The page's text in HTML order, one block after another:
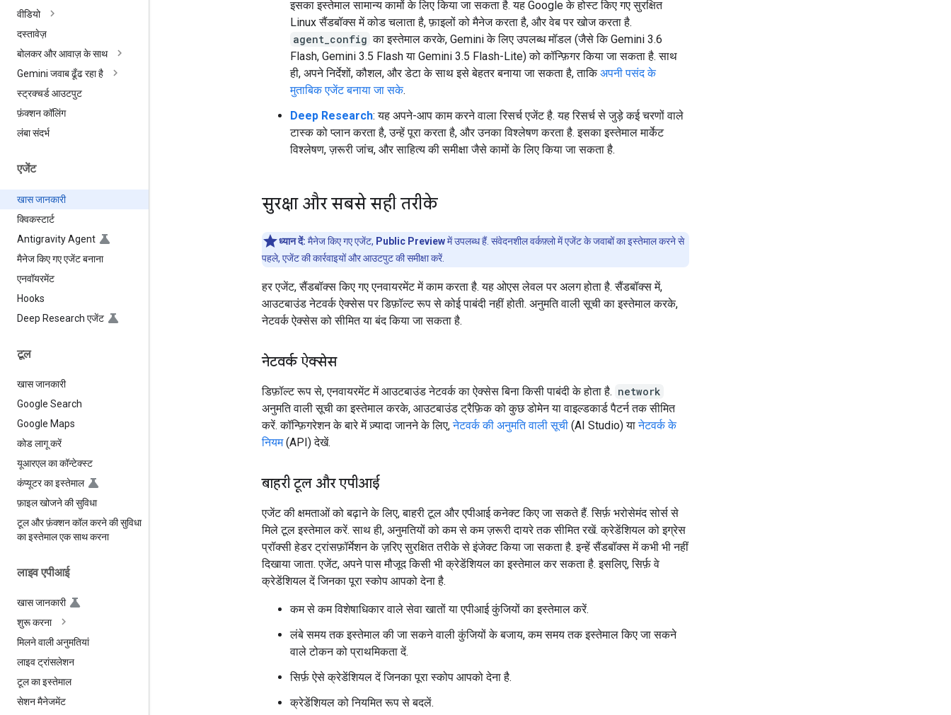
वीडियो
दस्तावेज़
बोलकर और आवाज़ के साथ
Gemini जवाब ढूँढ रहा है
स्ट्रक्चर्ड आउटपुट
फ़ंक्शन कॉलिंग
लंबा संदर्भ
एजेंट
खास जानकारी
क्विकस्टार्ट
Antigravity Agent
मैनेज किए गए एजेंट बनाना
एनवॉयरमेंट
Hooks
Deep Research एजेंट
टूल
खास जानकारी
Google Search
Google Maps
कोड लागू करें
यूआरएल का कॉन्टेक्स्ट
कंप्यूटर का इस्तेमाल
फ़ाइल खोजने की सुविधा
टूल और फ़ंक्शन कॉल करने की सुविधा
का इस्तेमाल एक साथ करना
लाइव एपीआई
खास जानकारी
शुरू करना
मिलने वाली अनुमतियां
लाइव ट्रांसलेशन
टूल का इस्तेमाल
सेशन मैनेजमेंट
इसका इस्तेमाल सामान्य कामों के लिए किया जा सकता है. यह Google के होस्ट किए गए सुरक्षित
Linux सैंडबॉक्स में कोड चलाता है, फ़ाइलों को मैनेज करता है, और वेब पर खोज करता है.
agent_config का इस्तेमाल करके, Gemini के लिए उपलब्ध मॉडल (जैसे कि Gemini 3.6
Flash, Gemini 3.5 Flash या Gemini 3.5 Flash-Lite) को कॉन्फ़िगर किया जा सकता है. साथ
ही, अपने निर्देशों, कौशल, और डेटा के साथ इसे बेहतर बनाया जा सकता है, ताकिअपनी पसंद के
मुताबिक एजेंट बनाया जा सके.
Deep Research: यह अपने-आप काम करने वाला रिसर्च एजेंट है. यह रिसर्च से जुड़े कई चरणों वाले
टास्क को प्लान करता है, उन्हें पूरा करता है, और उनका विश्लेषण करता है. इसका इस्तेमाल मार्केट
विश्लेषण, ज़रूरी जांच, और साहित्य की समीक्षा जैसे कामों के लिए किया जा सकता है.
सुरक्षा और सबसे सही तरीके
ध्यान दें: मैनेज किए गए एजेंट, Public Previewमें उपलब्ध हैं. संवेदनशील वर्कफ़्लो में एजेंट के जवाबों का इस्तेमाल करने से
पहले, एजेंट की कार्रवाइयों और आउटपुट की समीक्षा करें.
हर एजेंट, सैंडबॉक्स किए गए एनवायरमेंट में काम करता है. यह ओएस लेवल पर अलग होता है. सैंडबॉक्स में,
आउटबाउंड नेटवर्क ऐक्सेस पर डिफ़ॉल्ट रूप से कोई पाबंदी नहीं होती. अनुमति वाली सूची का इस्तेमाल करके,
नेटवर्क ऐक्सेस को सीमित या बंद किया जा सकता है.
नेटवर्क ऐक्सेस
डिफ़ॉल्ट रूप से, एनवायरमेंट में आउटबाउंड नेटवर्क का ऐक्सेस बिना किसी पाबंदी के होता है. network
अनुमति वाली सूची का इस्तेमाल करके, आउटबाउंड ट्रैफ़िक को कुछ डोमेन या वाइल्डकार्ड पैटर्न तक सीमित
करें. कॉन्फ़िगरेशन के बारे में ज़्यादा जानने के लिए,नेटवर्क की अनुमति वाली सूची (AI Studio) यानेटवर्क के
नियम(API) देखें.
बाहरी टूल और एपीआई
एजेंट की क्षमताओं को बढ़ाने के लिए, बाहरी टूल और एपीआई कनेक्ट किए जा सकते हैं. सिर्फ़ भरोसेमंद सोर्स से
मिले टूल इस्तेमाल करें. साथ ही, अनुमतियों को कम से कम ज़रूरी दायरे तक सीमित रखें. क्रेडेंशियल को इग्रेस
प्रॉक्सी हेडर ट्रांसफ़ॉर्मेशन के ज़रिए सुरक्षित तरीके से इंजेक्ट किया जा सकता है. इन्हें सैंडबॉक्स में कभी भी नहीं
दिखाया जाता. एजेंट, अपने पास मौजूद किसी भी क्रेडेंशियल का इस्तेमाल कर सकता है. इसलिए, सिर्फ़ वे
क्रेडेंशियल दें जिनका पूरा स्कोप आपको देना है.
कम से कम विशेषाधिकार वाले सेवा खातों या एपीआई कुंजियों का इस्तेमाल करें.
लंबे समय तक इस्तेमाल की जा सकने वाली कुंजियों के बजाय, कम समय तक इस्तेमाल किए जा सकने
वाले टोकन को प्राथमिकता दें.
सिर्फ़ ऐसे क्रेडेंशियल दें जिनका पूरा स्कोप आपको देना है.
क्रेडेंशियल को नियमित रूप से बदलें.